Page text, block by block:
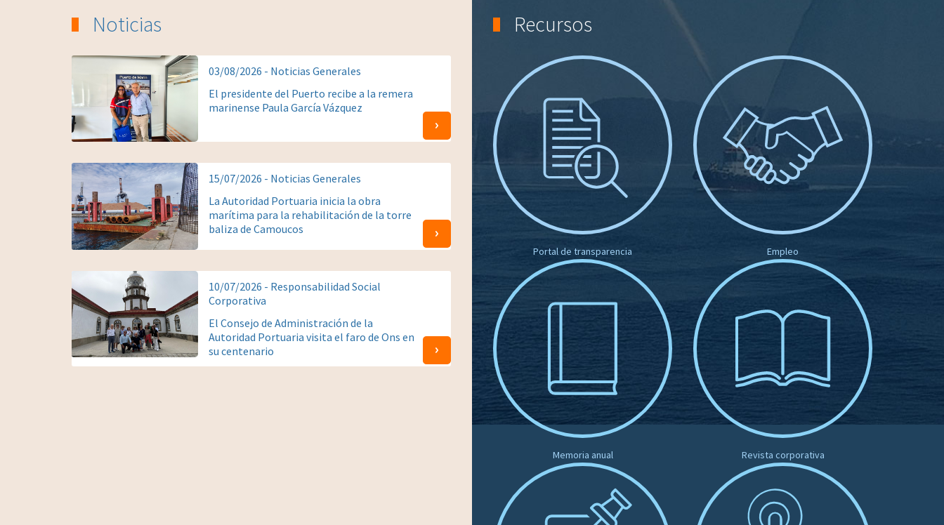
Noticias
03/08/2026 - Noticias Generales
El presidente del Puerto recibe a la remera
marinense Paula García Vázquez
15/07/2026 - Noticias Generales
La Autoridad Portuaria inicia la obra
marítima para la rehabilitación de la torre
baliza de Camoucos
10/07/2026 - Responsabilidad Social
Corporativa
El Consejo de Administración de la
Autoridad Portuaria visita el faro de Ons en
su centenario
Recursos
Portal de transparencia Empleo
Memoria anual Revista corporativa